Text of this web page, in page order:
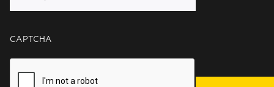
CAPTCHA